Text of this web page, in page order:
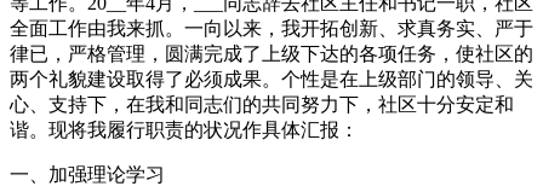
全面工作由我来抓。一向以来，我开拓创新、求真务实、严于
律已，严格管理，圆满完成了上级下达的各项任务，使社区的
两个礼貌建设取得了必须成果。个性是在上级部门的领导、关
心、支持下，在我和同志们的共同努力下，社区十分安定和
谐。现将我履行职责的状况作具体汇报：
一、加强理论学习